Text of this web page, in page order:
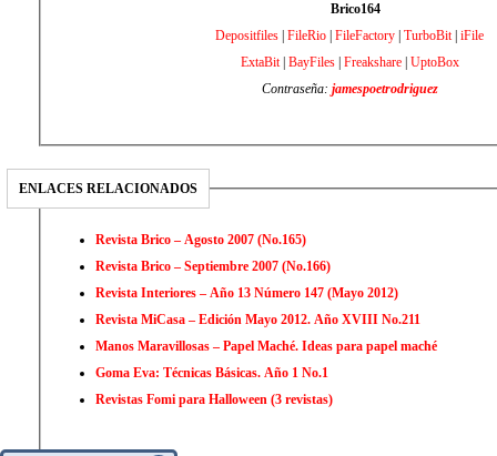
Brico164
Depositfiles FileRio FileFactory TurboBit| iFile
ExtaBit| BayFiles Freakshare| UptoBox
Contraseña: jamespoetrodriguez
ENLACES RELACIONADOS
Revista Brico – Agosto 2007 (No.165)
Revista Brico – Septiembre 2007 (No.166)
Revista Interiores – Año 13 Número 147 (Mayo 2012)
Revista MiCasa – Edición Mayo 2012. Año XVIII No.211
Manos Maravillosas – Papel Maché. Ideas para papel maché
Goma Eva: Técnicas Básicas. Año 1 No.1
Revistas Fomi para Halloween (3 revistas)